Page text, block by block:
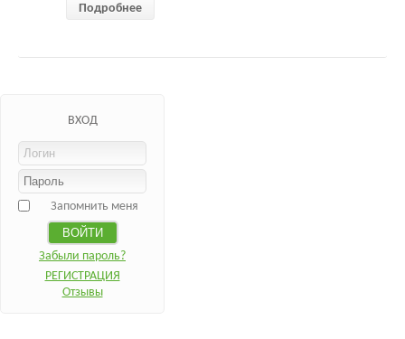
Подробнее
ВХОД
Запомнить меня
Забыли пароль?
РЕГИСТРАЦИЯ
Отзывы